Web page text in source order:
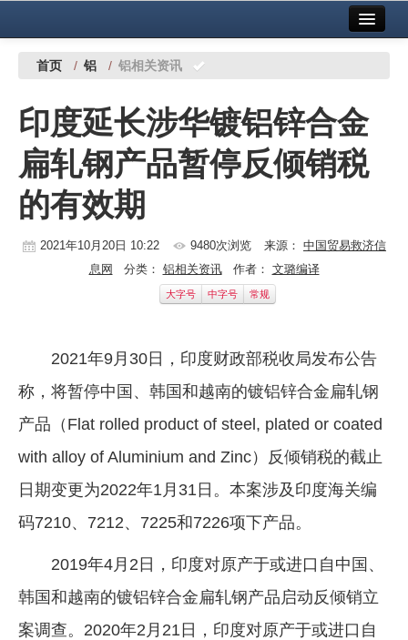
中国有色金属报社主办 广告服务
铜镍铅锌
铝
稀有稀土
有色市场
地矿 建设
党建工作
企业文化
《资源再生》杂志
首页 / 铝 / 铝相关资讯
印度延长涉华镀铝锌合金
扁轧钢产品暂停反倾销税
的有效期
2021年10月20日 10:22 9480次浏览 来源： 中国贸易救济信
息网 分类： 铝相关资讯作者： 文璐编译
大字号 中字号 常规
2021年9月30日，印度财政部税收局发布公告
称，将暂停中国、韩国和越南的镀铝锌合金扁轧钢
产品（Flat rolled product of steel, plated or coated
with alloy of Aluminium and Zinc）反倾销税的截止
日期变更为2022年1月31日。本案涉及印度海关编
码7210、7212、7225和7226项下产品。
2019年4月2日，印度对原产于或进口自中国、
韩国和越南的镀铝锌合金扁轧钢产品启动反倾销立
案调查。2020年2月21日，印度对原产于或进口自